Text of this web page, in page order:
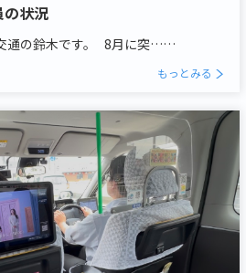
状況
通の鈴木です。 8月に突……
もっとみる